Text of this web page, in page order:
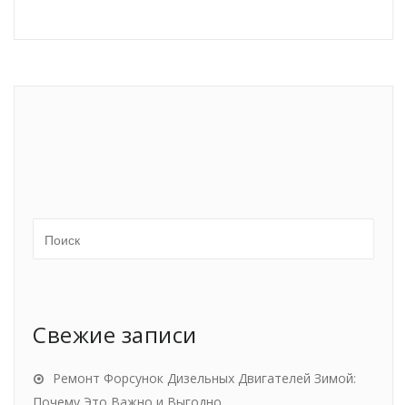
Свежие записи
Ремонт Форсунок Дизельных Двигателей Зимой: